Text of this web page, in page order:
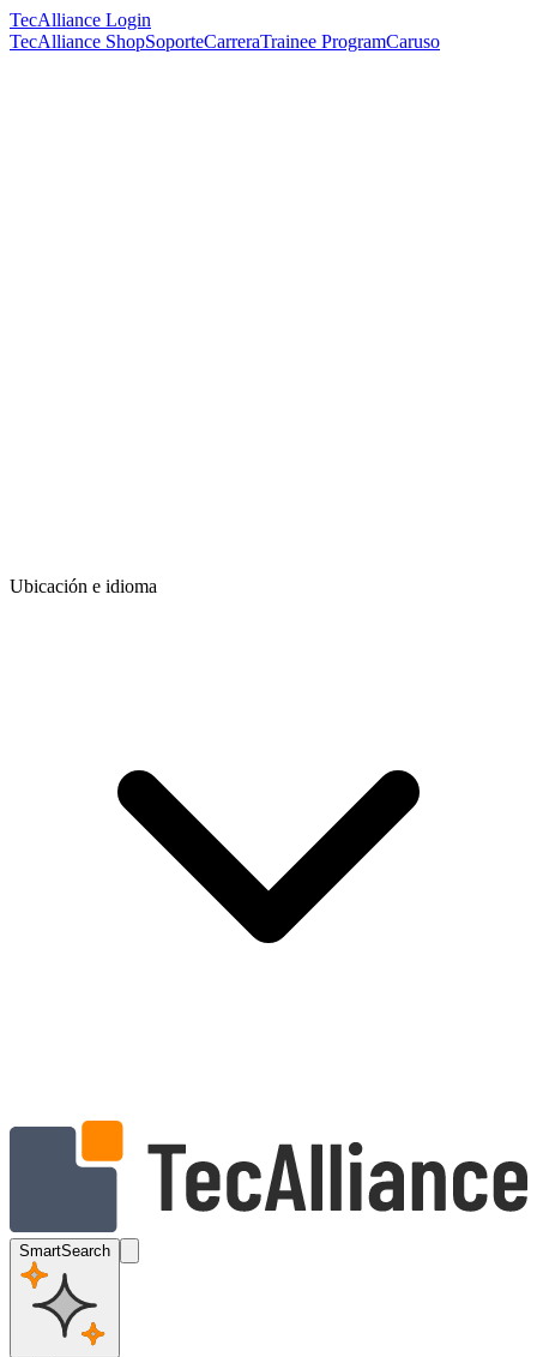
TecAlliance Login
TecAlliance ShopSoporteCarreraTrainee ProgramCaruso
Ubicación e idioma
SmartSearch